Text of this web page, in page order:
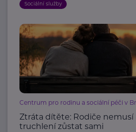
Sociální služby
Centrum pro rodinu a sociální péči v
Ztráta dítěte: Rodiče nemusí
truchlení zůstat sami